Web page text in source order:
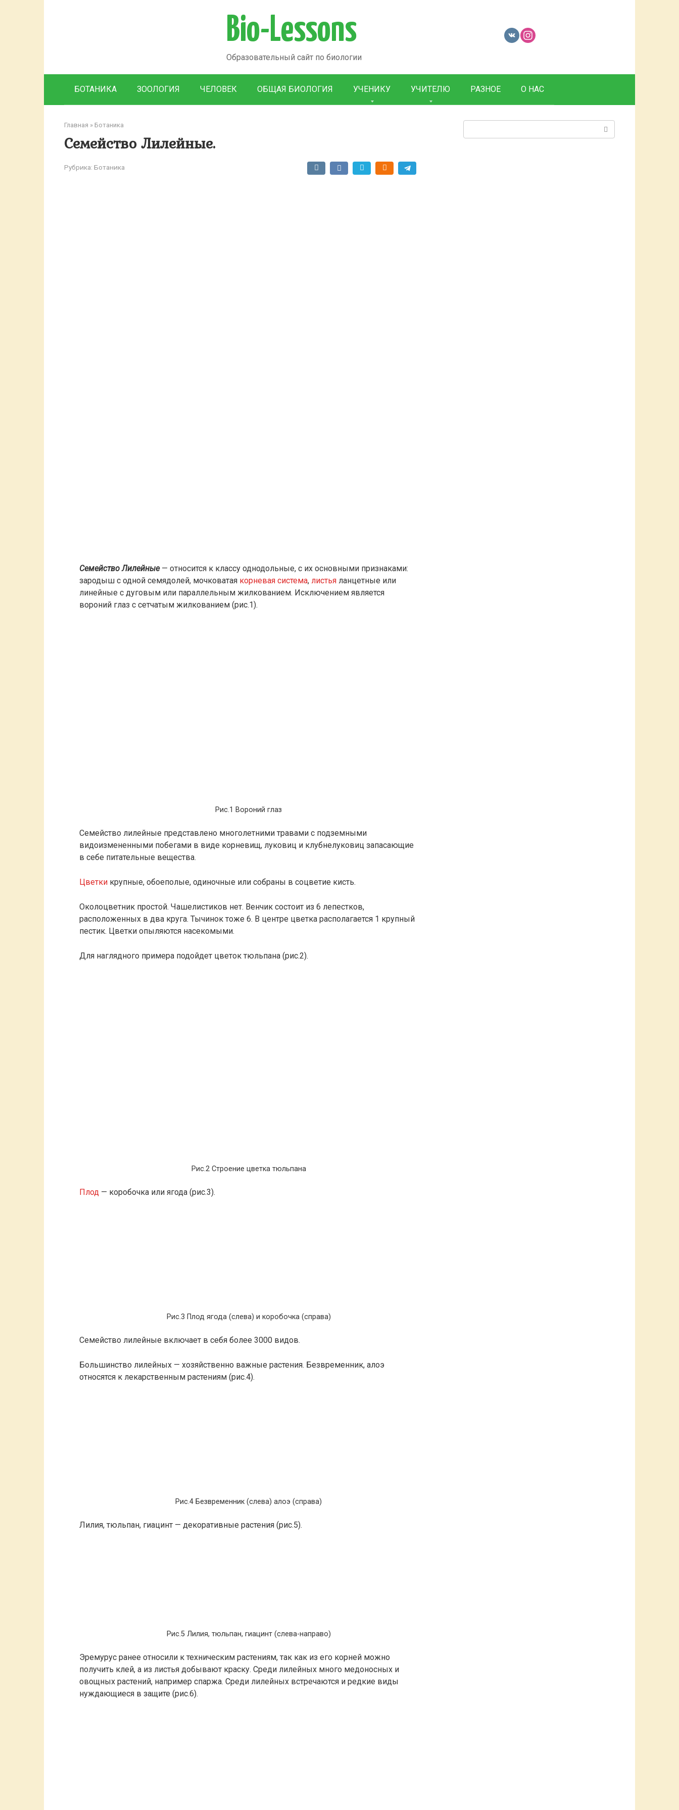
Bio-Lessons
Образовательный сайт по биологии
БОТАНИКА ЗООЛОГИЯ ЧЕЛОВЕК ОБЩАЯ БИОЛОГИЯ УЧЕНИКУ УЧИТЕЛЮ РАЗНОЕ О НАС
Главная » Ботаника
Семейство Лилейные.
Рубрика: Ботаника
Семейство Лилейные— относится к классу однодольные, с их основными признаками:
зародыш с одной семядолей, мочковатая корневая система, листья ланцетные или
линейные с дуговым или параллельным жилкованием. Исключением является
вороний глаз с сетчатым жилкованием (рис.1).
Рис.1 Вороний глаз
Семейство лилейные представлено многолетними травами с подземными
видоизмененными побегами в виде корневищ, луковиц и клубнелуковиц запасающие
в себе питательные вещества.
Цветки крупные, обоеполые, одиночные или собраны в соцветие кисть.
Околоцветник простой. Чашелистиков нет. Венчик состоит из 6 лепестков,
расположенных в два круга. Тычинок тоже 6. В центре цветка располагается 1 крупный
пестик. Цветки опыляются насекомыми.
Для наглядного примера подойдет цветок тюльпана (рис.2).
Рис.2 Строение цветка тюльпана
Плод — коробочка или ягода (рис.3).
Рис.3 Плод ягода (слева) и коробочка (справа)
Семейство лилейные включает в себя более 3000 видов.
Большинство лилейных — хозяйственно важные растения. Безвременник, алоэ
относятся к лекарственным растениям (рис.4).
Рис.4 Безвременник (слева) алоэ (справа)
Лилия, тюльпан, гиацинт — декоративные растения (рис.5).
Рис.5 Лилия, тюльпан, гиацинт (слева-направо)
Эремурус ранее относили к техническим растениям, так как из его корней можно
получить клей, а из листья добывают краску. Среди лилейных много медоносных и
овощных растений, например спаржа. Среди лилейных встречаются и редкие виды
нуждающиеся в защите (рис.6).